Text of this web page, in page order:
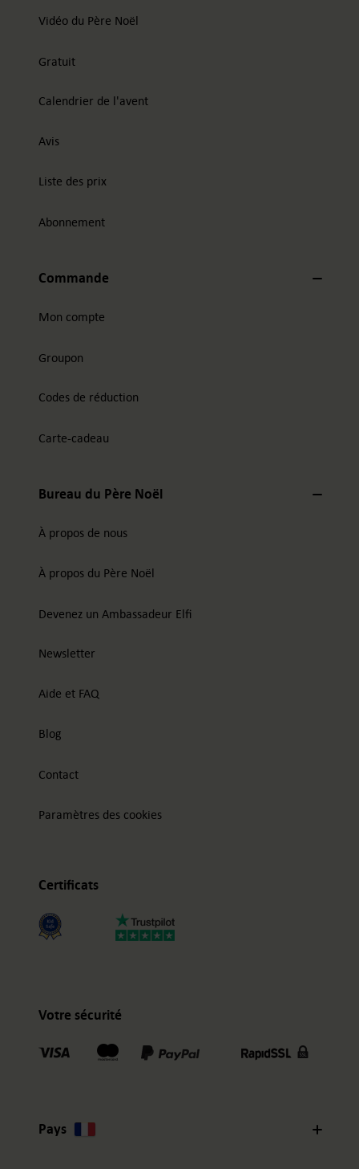
Vidéo du Père Noël
Gratuit
Calendrier de l'avent
Avis
Liste des prix
Abonnement
Commande
Mon compte
Groupon
Codes de réduction
Carte-cadeau
Bureau du Père Noël
À propos de nous
À propos du Père Noël
Devenez un Ambassadeur Elfi
Newsletter
Aide et FAQ
Blog
Contact
Paramètres des cookies
Certificats
Votre sécurité
Pays